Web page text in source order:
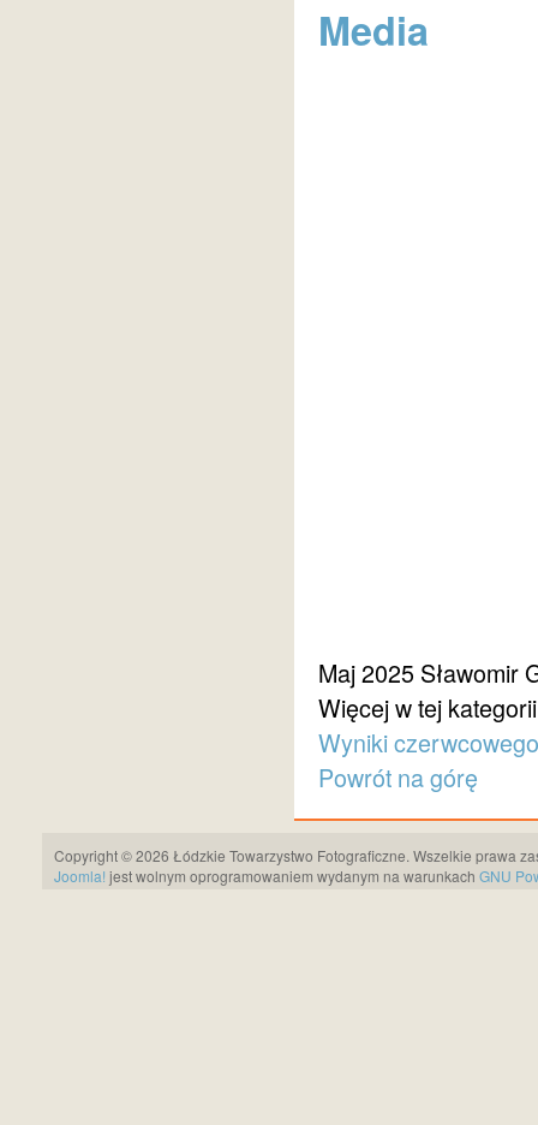
Media
Maj 2025 Sławomir
Więcej w tej
Wyniki
Powrót na górę
Copyright © 2026 Łódzkie Towarzystwo Fotograficzne. Wszelkie prawa
Joomla! jest wolnym oprogramowaniem wydanym na warunkach GNU